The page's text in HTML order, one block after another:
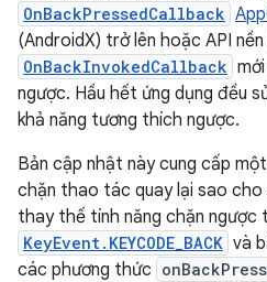
OnBackPressedCallback
(AndroidX) trở lên hoặc API
OnBackInvokedCallback
ngược. Hầu hết ứng dụng đều
khả năng tương thích ngược.
Bản cập nhật này cung cấp
chặn thao tác quay lại sao
thay thế tính năng chặn ngược
KeyEvent.KEYCODE_BACK và
các phương thức